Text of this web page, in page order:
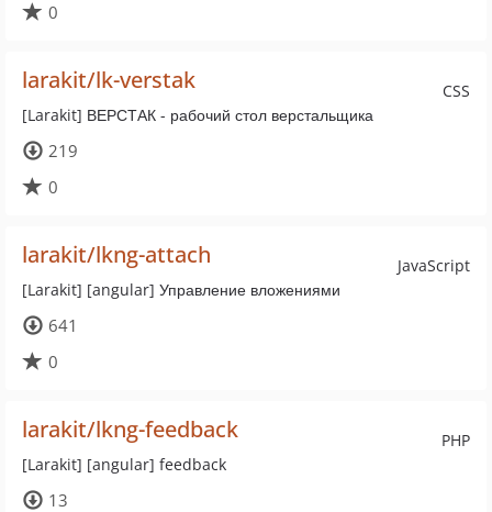
0
CSS
larakit/lk-verstak
[Larakit] ВЕРСТАК - рабочий стол верстальщика
219
0
JavaScript
larakit/lkng-attach
[Larakit] [angular] Управление вложениями
641
0
PHP
larakit/lkng-feedback
[Larakit] [angular] feedback
13